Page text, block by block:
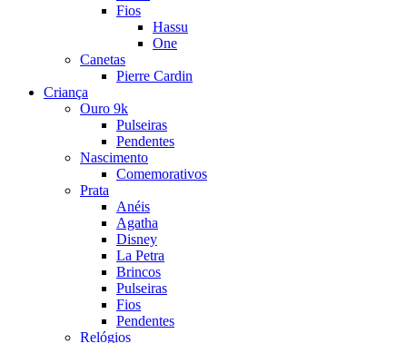
Fios
Hassu
One
Canetas
Pierre Cardin
Criança
Ouro 9k
Pulseiras
Pendentes
Nascimento
Comemorativos
Prata
Anéis
Agatha
Disney
La Petra
Brincos
Pulseiras
Fios
Pendentes
Relógios